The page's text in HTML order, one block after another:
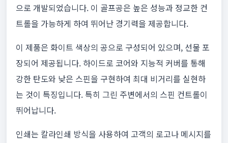
으로 개발되었습니다. 이 골프공은 높은 성능과 정교한 컨
트롤을 가능하게 하여 뛰어난 경기력을 제공합니다.
이 제품은 화이트 색상의 공으로 구성되어 있으며, 선물 포
장되어 제공됩니다. 하이드로 코어와 지능적 커버를 통해
강한 탄도와 낮은 스핀을 구현하여 최대 비거리를 실현하
는 것이 특징입니다. 특히 그린 주변에서의 스핀 컨트롤이
뛰어납니다.
인쇄는 칼라인쇄 방식을 사용하여 고객의 로고나 메시지를